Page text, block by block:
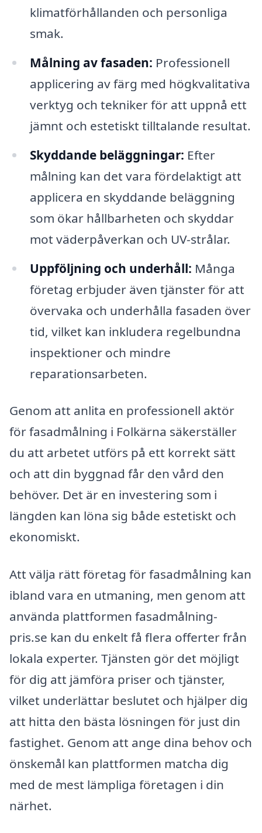
klimatförhållanden och personliga
smak.
Målning av fasaden: Professionell
applicering av färg med högkvalitativa
verktyg och tekniker för att uppnå ett
jämnt och estetiskt tilltalande resultat.
Skyddande beläggningar: Efter
målning kan det vara fördelaktigt att
applicera en skyddande beläggning
som ökar hållbarheten och skyddar
mot väderpåverkan och UV-strålar.
Uppföljning och underhåll: Många
företag erbjuder även tjänster för att
övervaka och underhålla fasaden över
tid, vilket kan inkludera regelbundna
inspektioner och mindre
reparationsarbeten.
Genom att anlita en professionell aktör
för fasadmålning i Folkärna säkerställer
du att arbetet utförs på ett korrekt sätt
och att din byggnad får den vård den
behöver. Det är en investering som i
längden kan löna sig både estetiskt och
ekonomiskt.
Att välja rätt företag för fasadmålning kan
ibland vara en utmaning, men genom att
använda plattformen fasadmålning-
pris.se kan du enkelt få flera offerter från
lokala experter. Tjänsten gör det möjligt
för dig att jämföra priser och tjänster,
vilket underlättar beslutet och hjälper dig
att hitta den bästa lösningen för just din
fastighet. Genom att ange dina behov och
önskemål kan plattformen matcha dig
med de mest lämpliga företagen i din
närhet.